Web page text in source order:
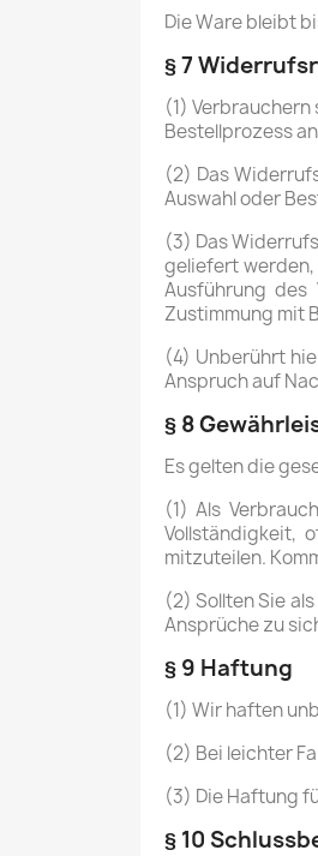
Die Ware bleibt
§ 7
(1)
Bestellprozess
(2) Das
Auswahl oder
(3) Das
geliefert
Ausführung
Zustimmung mit
(4) Unberührt
Anspruch auf
§ 8
Es gelten die
(1) Als
Vollständigkeit,
mitzuteilen.
(2) Sollten Sie
Ansprüche zu
§ 9 Haftung
(1) Wir haften
(2) Bei leichter
(3) Die Haftung
§ 10